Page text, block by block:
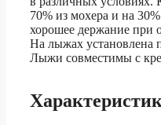
70% из мохера и на
хорошее держание при
На лыжах установлена
Лыжи совместимы с